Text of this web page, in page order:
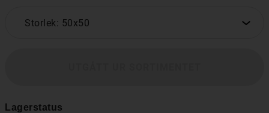
Storlek: 50x50
Lagerstatus